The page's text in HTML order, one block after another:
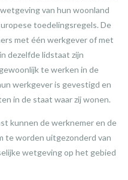
van hun woonland
toedelingsregels. De
met één werkgever of met
dezelfde lidstaat zijn
te werken in de
werkgever is gevestigd en
in de staat waar zij wonen.
kunnen de werknemer en de
te worden uitgezonderd van
wetgeving op het gebied